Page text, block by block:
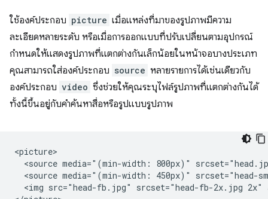
ใช้องค์ประกอบ picture เมื่อแหล่งที่มาของรูปภาพมีความ
ละเอียดหลายระดับ หรือเมื่อการออกแบบที่ปรับเปลี่ยนตามอุปกรณ์
กำหนดให้แสดงรูปภาพที่แตกต่างกันเล็กน้อยในหน้าจอบางประเภท
คุณสามารถใส่องค์ประกอบ source หลายรายการได้เช่นเดียวกับ
องค์ประกอบ video ซึ่งช่วยให้คุณระบุไฟล์รูปภาพที่แตกต่างกันได้
ทั้งนี้ขึ้นอยู่กับคําค้นหาสื่อหรือรูปแบบรูปภาพ
<picture>
<source media="(min-width: 800px)"
<source media="(min-width: 450px)" srcset="head-
<img src="head-fb.jpg" srcset="head-fb-2x.jpg 2x"